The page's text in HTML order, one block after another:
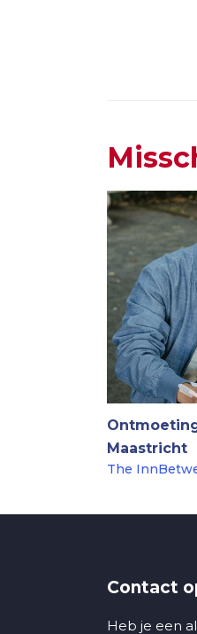
Maastricht
The
Contact
Heb je een